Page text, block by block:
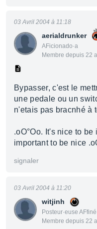
aerialdrunker
AFicionado·a
Membre depuis 22
03 Avril 2004 à 11:18
Bypasser, c'est le
une pedale ou un
n'etais pas bracnhé à
.oO°Oo. It's nice to
important to be nice
signaler
witjinh
Posteur·euse
Membre depuis 22
03 Avril 2004 à 11:20